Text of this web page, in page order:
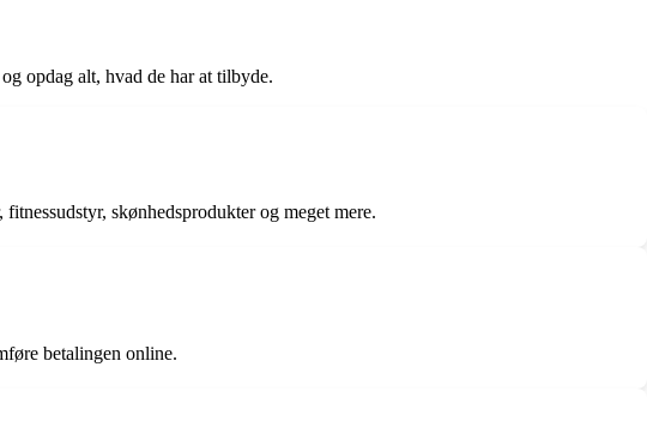
opdag alt, hvad de har at tilbyde.
skønhedsprodukter og meget mere.
betalingen online.